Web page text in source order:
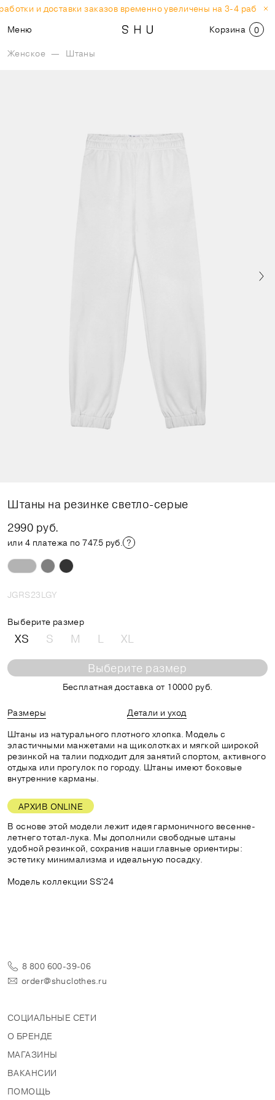
и доставки заказов временно увеличены на 3-4
Меню
Корзина 0
Женское — Штаны
Штаны на резинке светло-серые
2990 руб.
или 4 платежа по 747.5 руб.
JGRS23LGY
Выберите размер
XS S M L XL
Выберите размер
Бесплатная доставка от 10000 руб.
Размеры
Детали и уход
Штаны из натурального плотного хлопка. Модель с
эластичными манжетами на щиколотках и мягкой широкой
резинкой на талии подходит для занятий спортом, активного
отдыха или прогулок по городу. Штаны имеют боковые
внутренние карманы.
АРХИВ ONLINE
В основе этой модели лежит идея гармоничного весенне-
летнего тотал-лука. Мы дополнили свободные штаны
удобной резинкой, сохранив наши главные ориентиры:
эстетику минимализма и идеальную посадку.
Модель коллекции SS'24
8 800 600-39-06
order@shuclothes.ru
СОЦИАЛЬНЫЕ СЕТИ
О БРЕНДЕ
МАГАЗИНЫ
ВАКАНСИИ
ПОМОЩЬ